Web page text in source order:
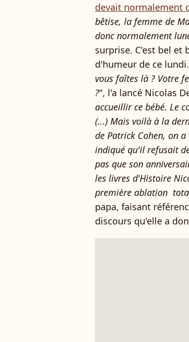
devait normalement
bêtise, la femme de
donc normalement
surprise. C'est bel et
d'humeur de ce
vous faîtes là ? Votre
?", l'a lancé Nicolas
accueillir ce bébé. Le
(...) Mais voilà à la
de Patrick Cohen, on
indiqué qu'il refusait
pas que son
les livres d'Histoire
première ablation
papa, faisant
discours qu'elle a